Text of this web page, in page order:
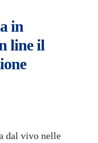
in
line il
dal vivo nelle